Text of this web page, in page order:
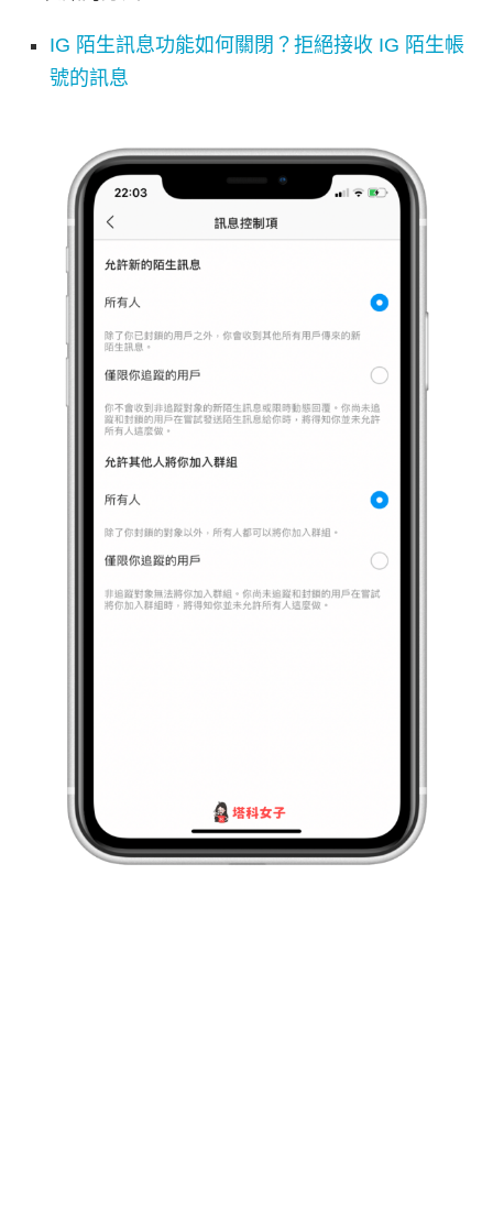
IG 陌生訊息功能如何關閉？拒絕接收 IG 陌生帳
號的訊息